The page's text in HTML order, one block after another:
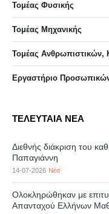
Τομέας Φυσικής
Τομέας Μηχανικής
Τομέας Ανθρωπιστικών,
Eργαστήριo
ΤΕΛΕΥΤΑΙΑ ΝΕΑ
Διεθνής διάκριση του
Παπαγιάννη
14-07-2026 Νέα
Ολοκληρώθηκαν με
Απανταχού Ελλήνων